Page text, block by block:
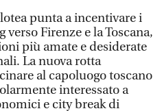
punta a incentivare i
Firenze e la Toscana,
più amate e desiderate
La nuova rotta
al capoluogo toscano
interessato a
e city break di